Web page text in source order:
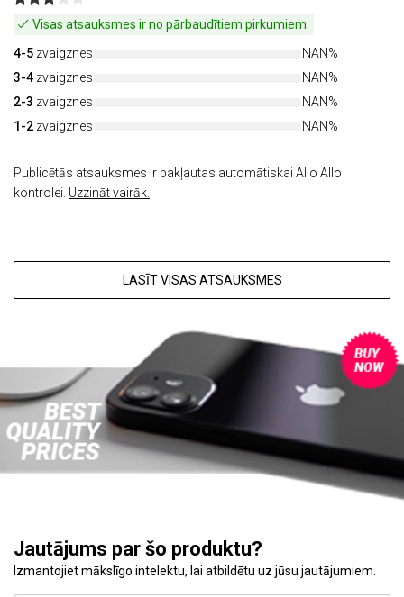
Visas atsauksmes ir no pārbaudītiem pirkumiem.
4-5 zvaigznes
NAN%
3-4 zvaigznes
NAN%
2-3 zvaigznes
NAN%
1-2 zvaigznes NAN%
Publicētās atsauksmes ir pakļautas automātiskai Allo Allo
kontrolei. Uzzināt vairāk.
LASĪT VISAS ATSAUKSMES
Jautājums par šo produktu?
Izmantojiet mākslīgo intelektu, lai atbildētu uz jūsu jautājumiem.